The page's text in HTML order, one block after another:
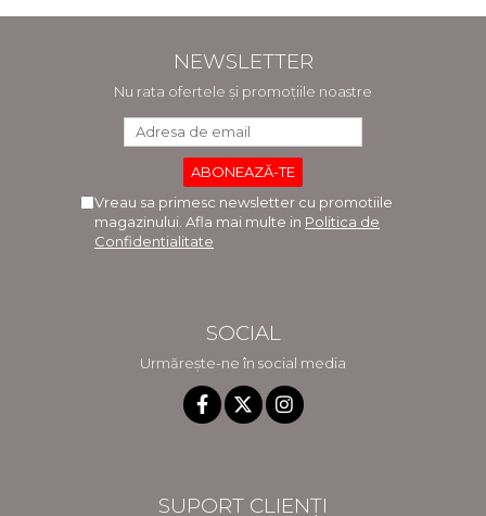
NEWSLETTER
Nu rata ofertele și promoțiile noastre
Vreau sa primesc newsletter cu promotiile
magazinului. Afla mai multe in Politica de
Confidentialitate
SOCIAL
Urmărește-ne în social media
SUPORT CLIENȚI